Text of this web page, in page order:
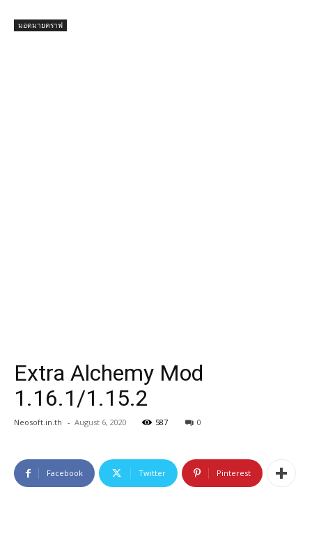
มอดมายคราฟ
Extra Alchemy Mod
1.16.1/1.15.2
Neosoft.in.th - August 6, 2020 587 0
Facebook Twitter Pinterest